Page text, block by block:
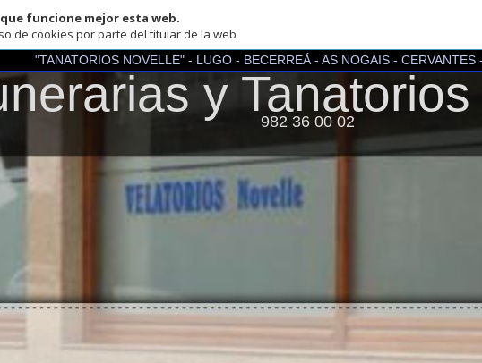
mejor esta web.
por parte del titular de la web
NOVELLE" - LUGO - BECERREÁ - AS NOGAIS - CERVANTES - PEDRAFITA
y Tanatorios
982 36 00 02